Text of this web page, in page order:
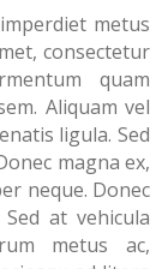
metus
consectetur
quam
Aliquam vel
ligula. Sed
magna ex,
neque. Donec
at vehicula
metus ac,